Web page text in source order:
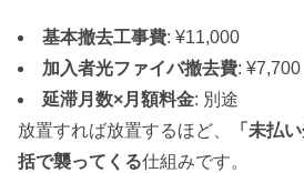
基本撤去工事費: ¥11,000
加入者光ファイバ撤去費: ¥7,700
延滞月数×月額料金: 別途
放置すれば放置するほど、
「未払
括で襲ってくる仕組みです。